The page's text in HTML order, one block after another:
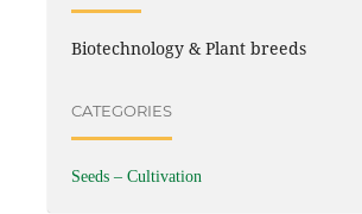
Biotechnology & Plant breeds
CATEGORIES
Seeds – Cultivation